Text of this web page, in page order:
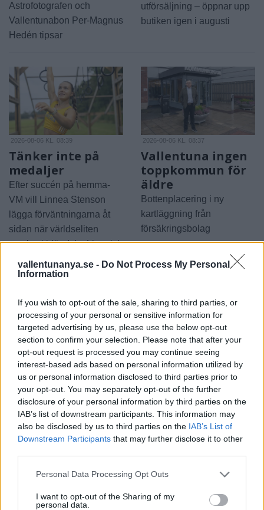
vallentunanya.se - Do Not Process My Personal
Information
If you wish to opt-out of the sale, sharing to third parties, or
processing of your personal or sensitive information for
targeted advertising by us, please use the below opt-out
section to confirm your selection. Please note that after your
opt-out request is processed you may continue seeing
interest-based ads based on personal information utilized by
us or personal information disclosed to third parties prior to
your opt-out. You may separately opt-out of the further
disclosure of your personal information by third parties on the
IAB’s list of downstream participants. This information may
also be disclosed by us to third parties on the IAB’s List of
Downstream Participants that may further disclose it to other
Personal Data Processing Opt Outs
I want to opt-out of the Sharing of my
personal data.
Astrofotografen och
Vallentunabon Per-Magnus
Hedén tipsar
utförsäljning – öppnar upp
butiken igen i augusti
2026-08-06 KL. 08:39
Tänker inte på
medaljer
Efter succén på hemma-
VM vill Linnea Stenson
lägga förväntningarna åt
sidan när världseliten
samlas i irländska Limerick
2026-08-06 KL. 08:37
Vallentuna ingen
toppkommun för
äldre
Bottenplacering i ny
kartläggning från
försäkringsbolag
REPORTAGE 2026-08-06 KL.
08:37
Emma Tryti öppnar
upp ateljén för
keramikkurser
Konstnären i Åsta satsar på
keramikkurs på hemmaplan
SPORT 2026-08-06 KL. 08:36
Hockeysajt
berömmer årets
lagbygge
Experterna på KMHockey rankar
Vallentuna Hockey bland de fem
klubbar som värvat bäst inför
säsongen